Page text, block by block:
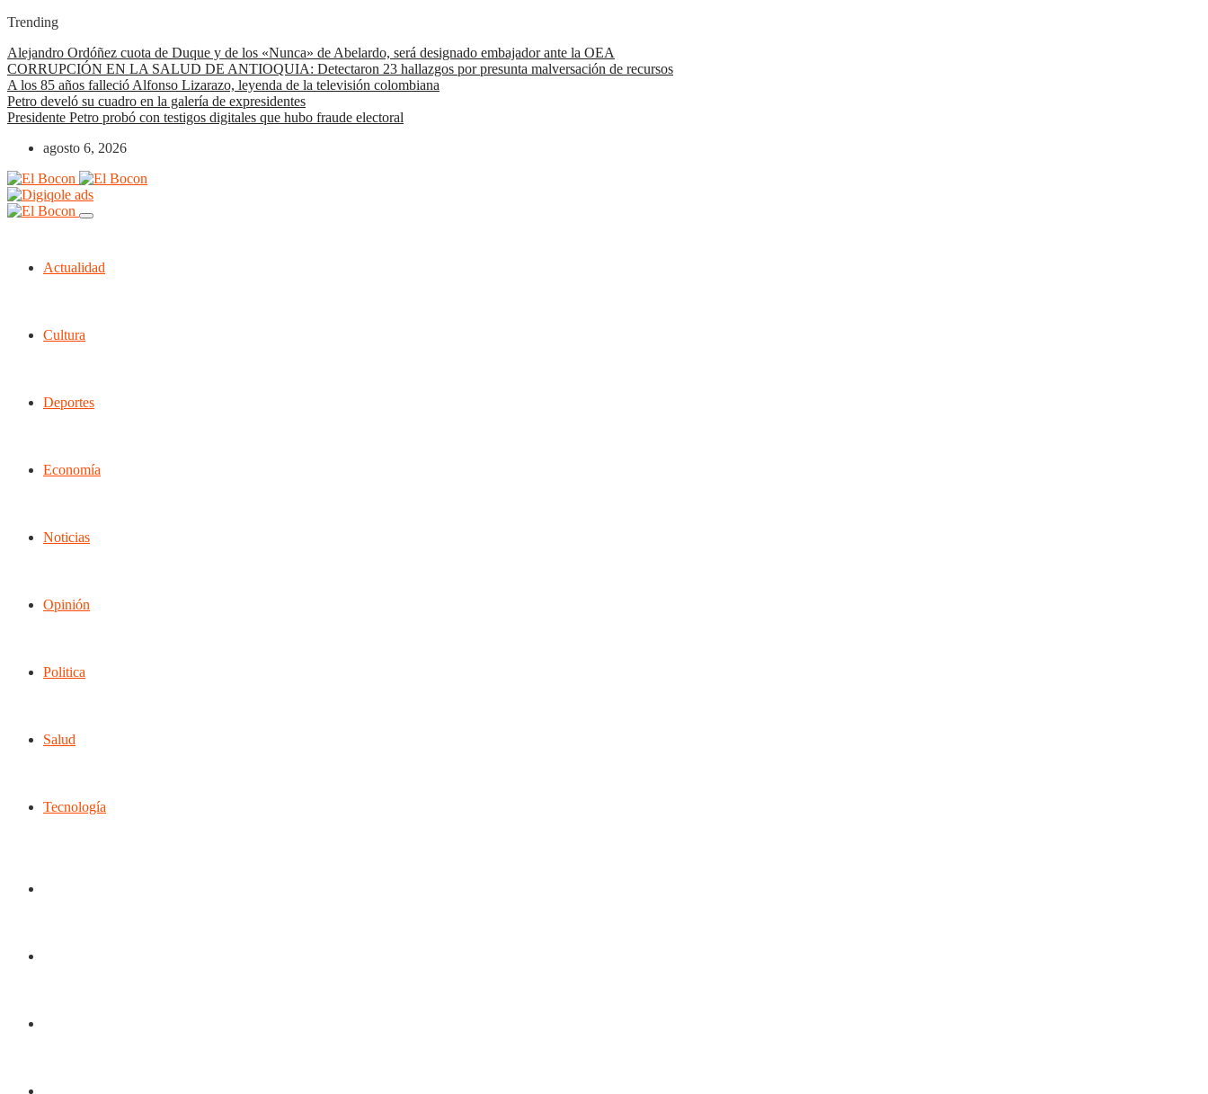
Trending
Alejandro Ordóñez cuota de Duque y de los «Nunca» de Abelardo, será designado embajador ante la OEA
CORRUPCIÓN EN LA SALUD DE ANTIOQUIA: Detectaron 23 hallazgos por presunta malversación de recursos
A los 85 años falleció Alfonso Lizarazo, leyenda de la televisión colombiana
Petro develó su cuadro en la galería de expresidentes
Presidente Petro probó con testigos digitales que hubo fraude electoral
agosto 6, 2026
Actualidad
Cultura
Deportes
Economía
Noticias
Opinión
Politica
Salud
Tecnología